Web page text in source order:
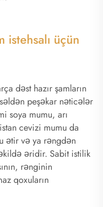
istehsalı üçün
dəst hazır şamların
peşəkar nəticələr
soya mumu, arı
cevizi mumu da
ətir və ya rəngdən
əridir. Sabit istilik
rənginin
qoxuların